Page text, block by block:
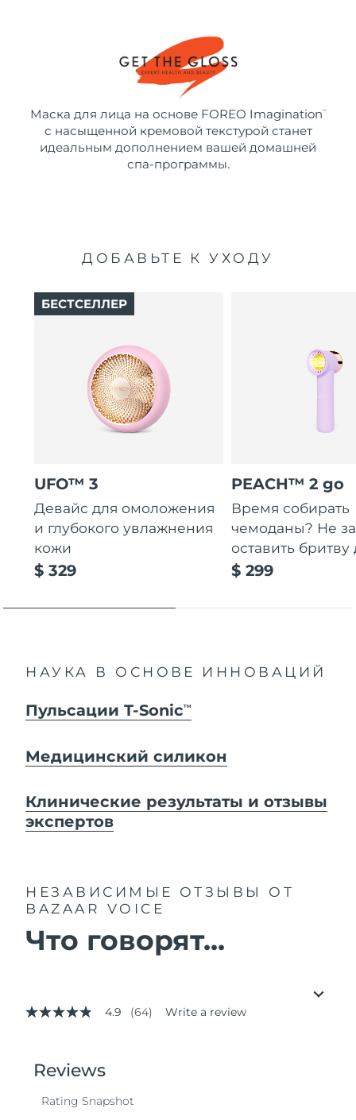
Маска для лица на основе FOREO Imagination ™
с насыщенной кремовой текстурой станет
идеальным дополнением вашей домашней
спа-программы.
ДОБАВЬТЕ К УХОДУ
UFO™ 3
Девайс для омоложения
и глубокого увлажнения
кожи
$ 329
БЕСТСЕЛЛЕР
PEACH™ 2 go
Время собирать
чемоданы? Не
оставить бритву
$ 299
НАУКА В ОСНОВЕ ИННОВАЦИЙ
Пульсации T-SonicTM
Медицинский силикон
Клинические результаты и отзывы
экспертов
НЕЗАВИСИМЫЕ ОТЗЫВЫ
ОТ
BAZAAR VOICE
Что говорят...
4.9
stars,
average
value.
4.9 (64) Write a review